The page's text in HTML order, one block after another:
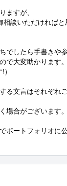
ますが、
談いただければと
でしたら手書きや
で大変助かります。
る文言はそれぞれご
場合がございます。
ポートフォリオに